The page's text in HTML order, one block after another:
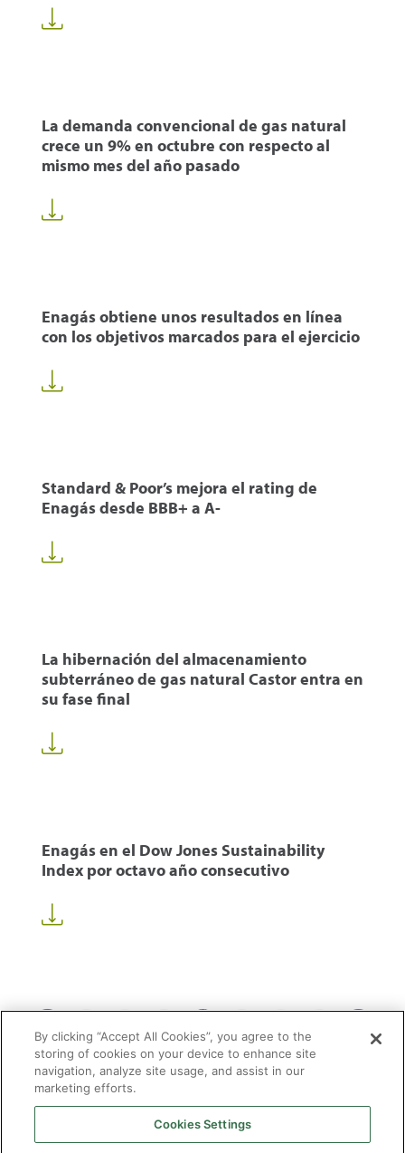
La demanda convencional de gas natural
crece un 9% en octubre con respecto al
mismo mes del año pasado
Enagás obtiene unos resultados en línea
con los objetivos marcados para el ejercicio
Standard & Poor’s mejora el rating de
Enagás desde BBB+ a A-
La hibernación del almacenamiento
subterráneo de gas natural Castor entra en
su fase final
Enagás en el Dow Jones Sustainability
Index por octavo año consecutivo
By clicking “Accept All Cookies”, you agree to the
storing of cookies on your device to enhance site
navigation, analyze site usage, and assist in our
marketing efforts.
Cookies Settings